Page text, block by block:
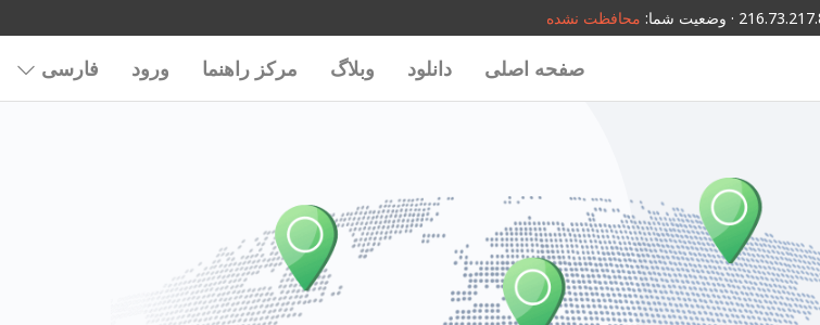
محافظت نشده
صفحه اصلی دانلود وبلاگ مرکز راهنما ورود فارسی